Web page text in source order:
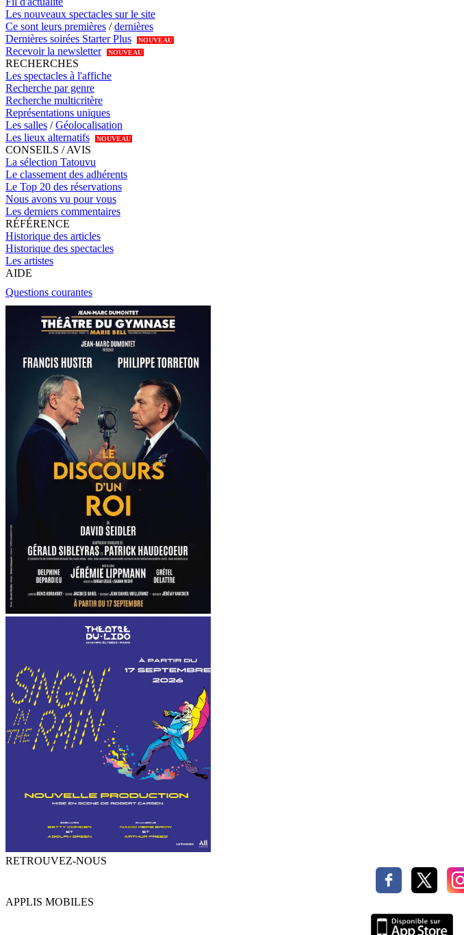
Les nouveaux spectacles sur le site
Ce sont leurs premières /dernières
Dernières soirées Starter Plus
NOUVEAU
Recevoir la newsletter NOUVEAU
RECHERCHES
Les spectacles à l'affiche
Recherche par genre
Recherche multicritère
Représentations uniques
Les salles /Géolocalisation
Les lieux alternatifs
NOUVEAU
CONSEILS / AVIS
La sélection Tatouvu
Le classement des adhérents
Le Top 20 des réservations
Nous avons vu pour vous
Les derniers commentaires
RÉFÉRENCE
Historique des articles
Historique des spectacles
Les artistes
AIDE
Questions courantes
RETROUVEZ-NOUS
APPLIS MOBILES